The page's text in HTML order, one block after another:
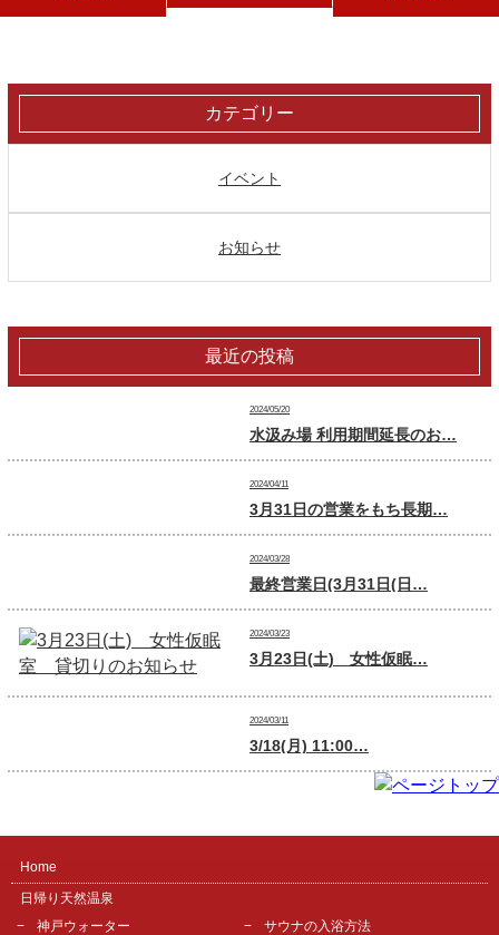
カテゴリー
イベント
お知らせ
最近の投稿
2024/05/20
水汲み場 利用期間延長のお…
2024/04/11
3月31日の営業をもち長期…
2024/03/28
最終営業日(3月31日(日…
2024/03/23
3月23日(土) 女性仮眠…
2024/03/11
3/18(月) 11:00…
Home
日帰り天然温泉
神戸ウォーター
サウナの入浴方法